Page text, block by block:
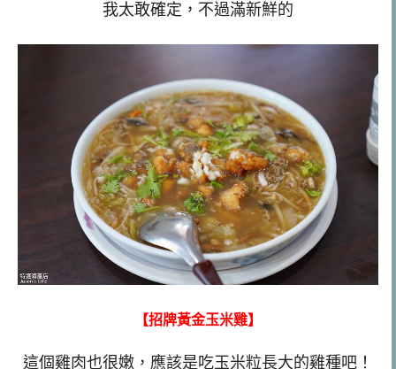
我太敢確定，不過滿新鮮的
【招牌黃金玉米雞】
這個雞肉也很嫩，應該是吃玉米粒長大的雞種吧！